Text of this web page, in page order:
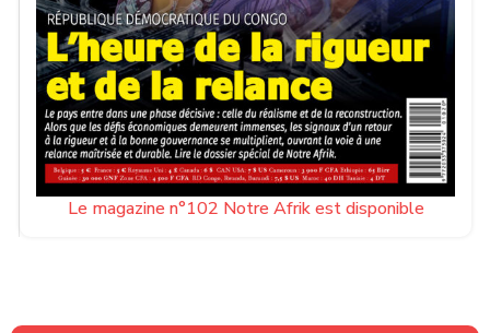
Le magazine n°102 Notre Afrik est disponible